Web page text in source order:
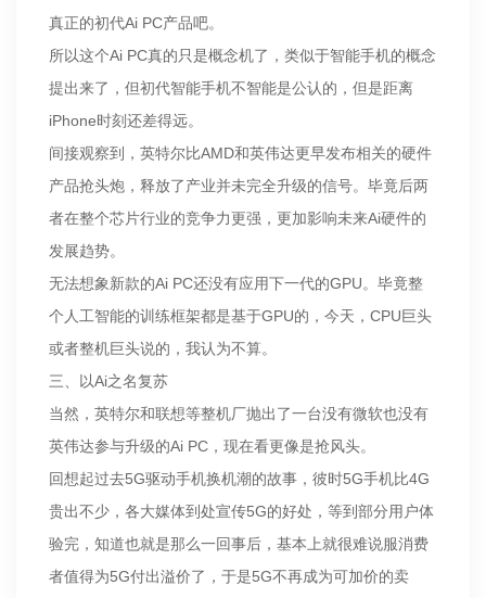
真正的初代Ai PC产品吧。
所以这个Ai PC真的只是概念机了，类似于智能手机的概念
提出来了，但初代智能手机不智能是公认的，但是距离
iPhone时刻还差得远。
间接观察到，英特尔比AMD和英伟达更早发布相关的硬件
产品抢头炮，释放了产业并未完全升级的信号。毕竟后两
者在整个芯片行业的竞争力更强，更加影响未来Ai硬件的
发展趋势。
无法想象新款的Ai PC还没有应用下一代的GPU。毕竟整
个人工智能的训练框架都是基于GPU的，今天，CPU巨头
或者整机巨头说的，我认为不算。
三、以Ai之名复苏
当然，英特尔和联想等整机厂抛出了一台没有微软也没有
英伟达参与升级的Ai PC，现在看更像是抢风头。
回想起过去5G驱动手机换机潮的故事，彼时5G手机比4G
贵出不少，各大媒体到处宣传5G的好处，等到部分用户体
验完，知道也就是那么一回事后，基本上就很难说服消费
者值得为5G付出溢价了，于是5G不再成为可加价的卖